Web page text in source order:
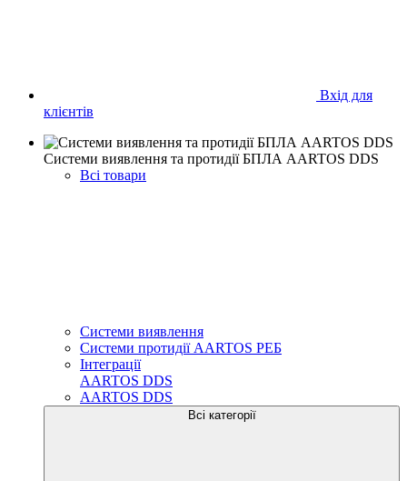
Вхід для
клієнтів
Системи виявлення та протидії БПЛА AARTOS DDS
Всі товари
Системи виявлення
Системи протидії AARTOS РЕБ
Інтеграції
AARTOS DDS
AARTOS DDS
Всі категорії